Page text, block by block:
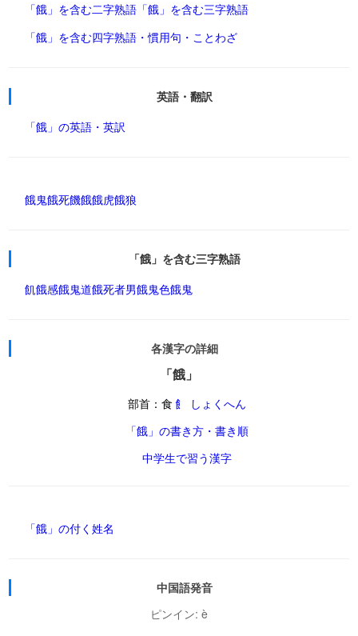
「餓」を含む二字熟語 「餓」を含む三字熟語
「餓」を含む四字熟語・慣用句・ことわざ
英語・翻訳
「餓」の英語・英訳
餓鬼餓死饑餓餓虎餓狼
「餓」を含む三字熟語
飢餓感餓鬼道餓死者男餓鬼色餓鬼
各漢字の詳細
「餓」
部首：食 飠 しょくへん
「餓」の書き方・書き順
中学生で習う漢字
「餓」の付く姓名
中国語発音
ピンイン: è